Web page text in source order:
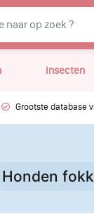
Insecten
Grootste database
Honden